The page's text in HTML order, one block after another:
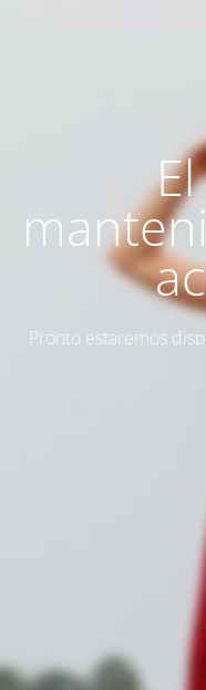
Pronto estaremos